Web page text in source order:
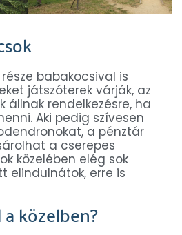
babakocsival is
játszóterek várják, az
állnak rendelkezésre, ha
Aki pedig szívesen
a pénztár
a cserepes
közelében elég sok
elindulnátok, erre is
közelben?